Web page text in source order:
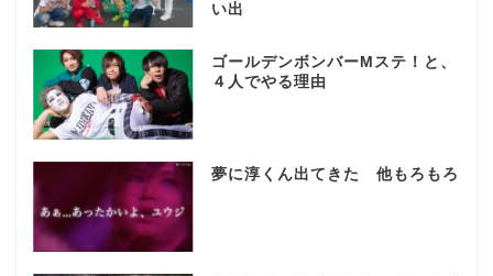
い出
ゴールデンボンバーMステ！と、
４人でやる理由
夢に淳くん出てきた 他もろもろ